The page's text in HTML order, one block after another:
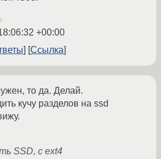
+00:00
Ссылка
то да. Делай.
кучу разделов на ssd
SSD, с ext4